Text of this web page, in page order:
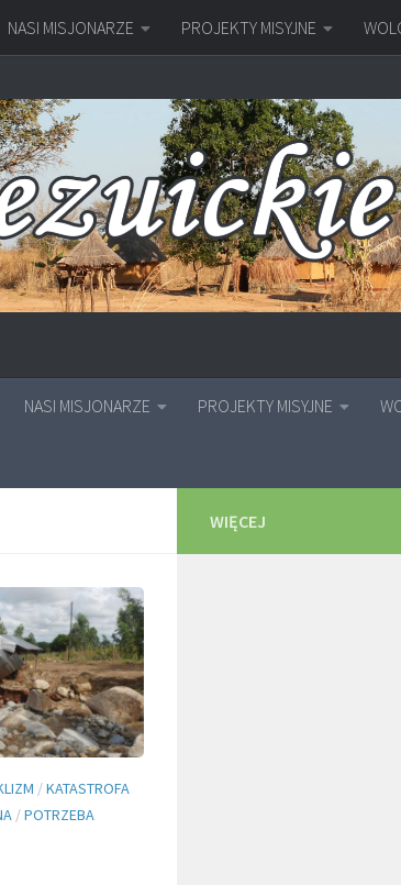
NASI MISJONARZE PROJEKTY MISYJNE
NASI MISJONARZE PROJEKTY MISYJNE
/KATASTROFA
/POTRZEBA
WIĘCEJ